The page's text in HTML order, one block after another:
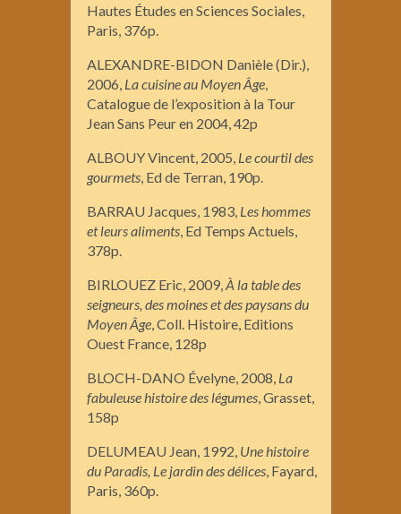
Hautes Études en Sciences Sociales,
Paris, 376p.
ALEXANDRE-BIDON Danièle (Dir.),
2006, La cuisine au Moyen Âge,
Catalogue de l’exposition à la Tour
Jean Sans Peur en 2004, 42p
ALBOUY Vincent, 2005, Le courtil des
gourmets, Ed de Terran, 190p.
BARRAU Jacques, 1983, Les hommes
et leurs aliments, Ed Temps Actuels,
378p.
BIRLOUEZ Eric, 2009,À la table des
seigneurs, des moines et des paysans du
Moyen Âge, Coll. Histoire, Editions
Ouest France, 128p
BLOCH-DANO Évelyne, 2008, La
fabuleuse histoire des légumes, Grasset,
158p
DELUMEAU Jean, 1992, Une histoire
du Paradis, Le jardin des délices, Fayard,
Paris, 360p.